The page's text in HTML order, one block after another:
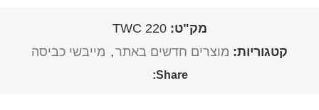
מק"ט:TWC 220
קטגוריות: מוצרים חדשים באתר, מייבשי כביסה
Share: